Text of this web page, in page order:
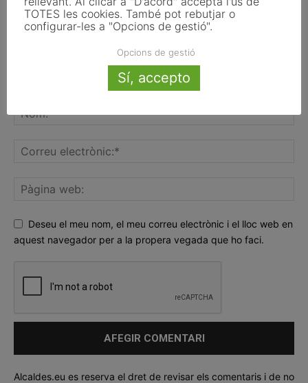
Deseu el meu nom, el meu correu electrònic i el lloc web en
aquest navegador per a la propera vegada que ho faci.
Alcaldes.eu es reserva el dret de revisar els comentaris i de no
TOTES les cookies. També pot rebutjar o
configurar-les a "Opcions de gestió".
Opcions de gestió
Sí, accepto